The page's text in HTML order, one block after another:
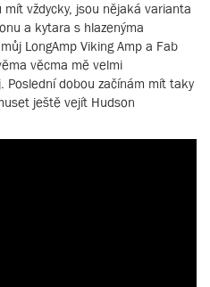
vždycky, jsou nějaká varianta
a kytara s hlazenýma
LongAmp Viking Amp a Fab
věcma mě velmi
Poslední dobou začínám mít taky
ještě vejít Hudson